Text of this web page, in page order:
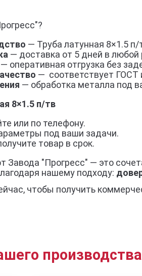
— Труба латунная 8×1.5
— доставка от 5 дней в любой
— оперативная отгрузка без
— соответствует ГОСТ
— обработка металла под
8×1.5 п/тв
или по телефону.
под ваши задачи.
товар в срок.
Завода "Прогресс" — это
нашему подходу:
чтобы получить
производства